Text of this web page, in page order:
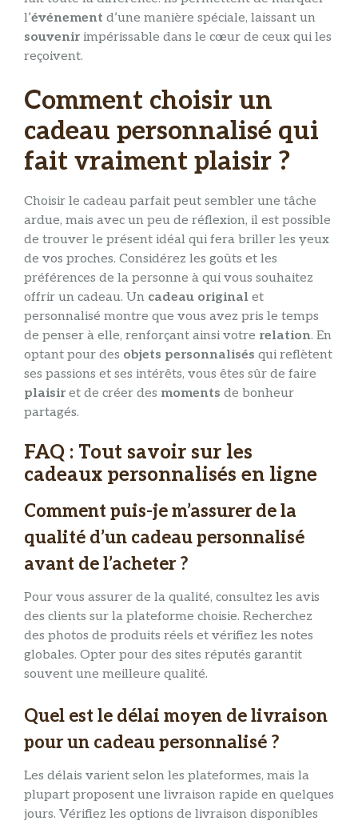
l’événement d’une manière spéciale, laissant un
souvenirimpérissable dans le cœur de ceux qui les
reçoivent.
Comment choisir un
cadeau personnalisé qui
fait vraiment plaisir ?
Choisir le cadeau parfait peut sembler une tâche
ardue, mais avec un peu de réflexion, il est possible
de trouver le présent idéal qui fera briller les yeux
de vos proches. Considérez les goûts et les
préférences de la personne à qui vous souhaitez
offrir un cadeau. Un cadeau original et
personnalisé montre que vous avez pris le temps
de penser à elle, renforçant ainsi votre relation. En
optant pour des objets personnalisés qui reflètent
ses passions et ses intérêts, vous êtes sûr de faire
plaisiret de créer des moments de bonheur
partagés.
FAQ : Tout savoir sur les
cadeaux personnalisés en ligne
Comment puis-je m’assurer de la
qualité d’un cadeau personnalisé
avant de l’acheter ?
Pour vous assurer de la qualité, consultez les avis
des clients sur la plateforme choisie. Recherchez
des photos de produits réels et vérifiez les notes
globales. Opter pour des sites réputés garantit
souvent une meilleure qualité.
Quel est le délai moyen de livraison
pour un cadeau personnalisé ?
Les délais varient selon les plateformes, mais la
plupart proposent une livraison rapide en quelques
jours. Vérifiez les options de livraison disponibles